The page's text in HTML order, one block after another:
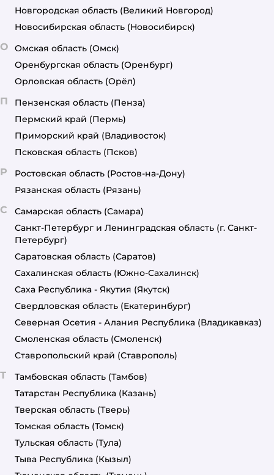
Новгородская область (Великий Новгород)
Новосибирская область (Новосибирск)
О Омская область (Омск)
Оренбургская область (Оренбург)
Орловская область (Орёл)
П Пензенская область (Пенза)
Пермский край (Пермь)
Приморский край (Владивосток)
Псковская область (Псков)
Р Ростовская область (Ростов-на-Дону)
Рязанская область (Рязань)
С Самарская область (Самара)
Санкт-Петербург и Ленинградская область (г. Санкт-
Петербург)
Саратовская область (Саратов)
Сахалинская область (Южно-Сахалинск)
Саха Республика - Якутия (Якутск)
Свердловская область (Екатеринбург)
Северная Осетия - Алания Республика (Владикавказ)
Смоленская область (Смоленск)
Ставропольский край (Ставрополь)
Т Тамбовская область (Тамбов)
Татарстан Республика (Казань)
Тверская область (Тверь)
Томская область (Томск)
Тульская область (Тула)
Тыва Республика (Кызыл)